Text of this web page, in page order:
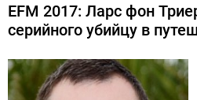
EFM 2017: Ларс фон
серийного убийцу в